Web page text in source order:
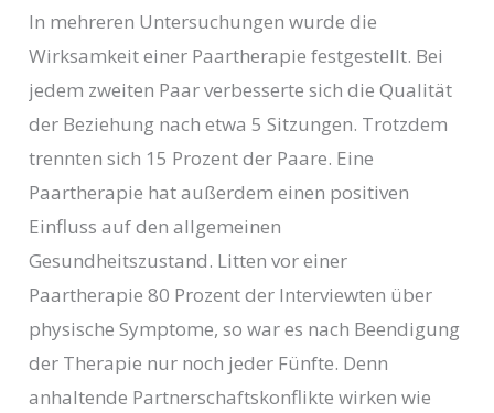
In mehreren Untersuchungen wurde die
Wirksamkeit einer Paartherapie festgestellt. Bei
jedem zweiten Paar verbesserte sich die Qualität
der Beziehung nach etwa 5 Sitzungen. Trotzdem
trennten sich 15 Prozent der Paare. Eine
Paartherapie hat außerdem einen positiven
Einfluss auf den allgemeinen
Gesundheitszustand. Litten vor einer
Paartherapie 80 Prozent der Interviewten über
physische Symptome, so war es nach Beendigung
der Therapie nur noch jeder Fünfte. Denn
anhaltende Partnerschaftskonflikte wirken wie